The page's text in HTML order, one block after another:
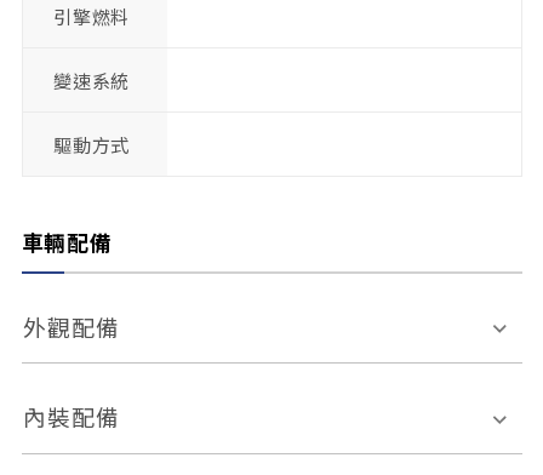
引擎燃料
變速系統
驅動方式
車輛配備
外觀配備
電動天窗
內裝配備